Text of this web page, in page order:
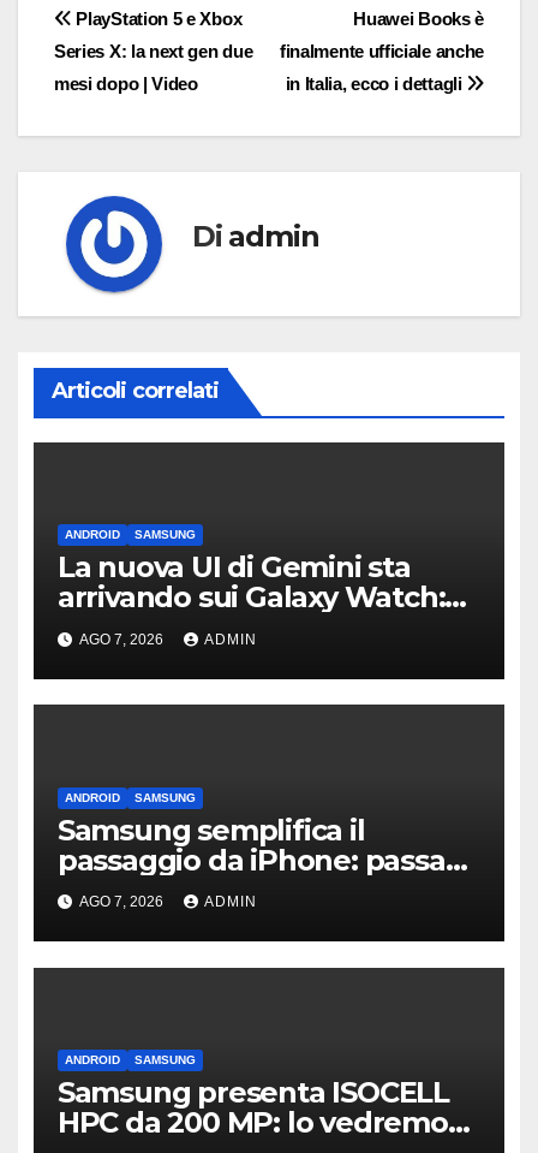
Navigazione
articoli
Huawei Books è
finalmente ufficiale anche
in Italia, ecco i dettagli
PlayStation 5 e Xbox
Series X: la next gen due
mesi dopo | Video
Di admin
Articoli correlati
ANDROID SAMSUNG
La nuova UI di Gemini sta
arrivando sui Galaxy Watch:
primi avvistamenti
AGO 7, 2026 ADMIN
ANDROID SAMSUNG
Samsung semplifica il
passaggio da iPhone: passa
WhatsApp e c’è l’assistenza
AGO 7, 2026 ADMIN
ANDROID SAMSUNG
Samsung presenta ISOCELL
HPC da 200 MP: lo vedremo